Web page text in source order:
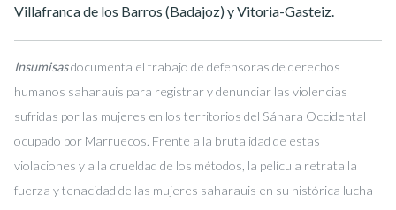
Villafranca de los Barros (Badajoz) y Vitoria-Gasteiz.
Insumisasdocumenta el trabajo de defensoras de derechos
humanos saharauis para registrar y denunciar las violencias
sufridas por las mujeres en los territorios del Sáhara Occidental
ocupado por Marruecos. Frente a la brutalidad de estas
violaciones y a la crueldad de los métodos, la película retrata la
fuerza y tenacidad de las mujeres saharauis en su histórica lucha